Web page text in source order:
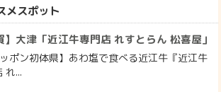
メスポット
】大津「近江牛専門店 れすとらん 松喜屋」
ッポン初体県】あわ塩で食べる近江牛『近江牛
れ...